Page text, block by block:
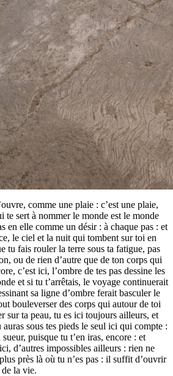
comme une plaie : c’est une plaie,
te sert à nommer le monde est le monde
en elle comme un désir : à chaque pas : et
le ciel et la nuit qui tombent sur toi en
tu fais rouler la terre sous ta fatigue, pas
ou de rien d’autre que de ton corps qui
c’est ici, l’ombre de tes pas dessine les
et si tu t’arrêtais, le voyage continuerait
sa ligne d’ombre ferait basculer le
bouleverser des corps qui autour de toi
sur ta peau, tu es ici toujours ailleurs, et
sous tes pieds le seul ici qui compte :
puisque tu t’en iras, encore : et
d’autres impossibles ailleurs : rien ne
près là où tu n’es pas : il suffit d’ouvrir
de la vie.